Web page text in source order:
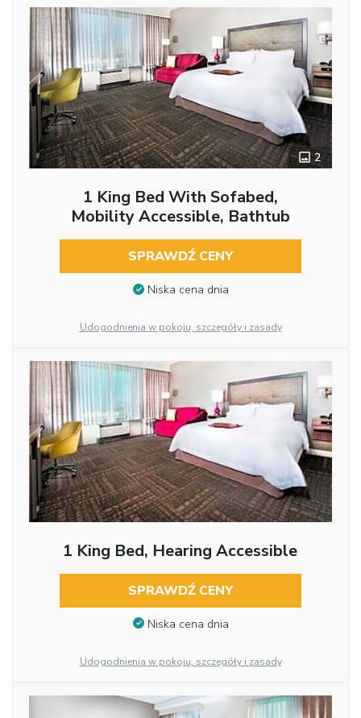
2
1 King Bed With Sofabed,
Mobility Accessible, Bathtub
SPRAWDŹ CENY
Niska cena dnia
Udogodnienia w pokoju, szczegóły i zasady
1 King Bed, Hearing Accessible
SPRAWDŹ CENY
Niska cena dnia
Udogodnienia w pokoju, szczegóły i zasady